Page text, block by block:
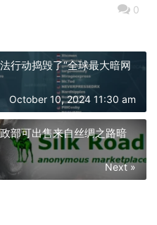
0
行动捣毁了“全球最大暗网
October 10, 2024 11:30 am
部可出售来自丝绸之路暗
Next »